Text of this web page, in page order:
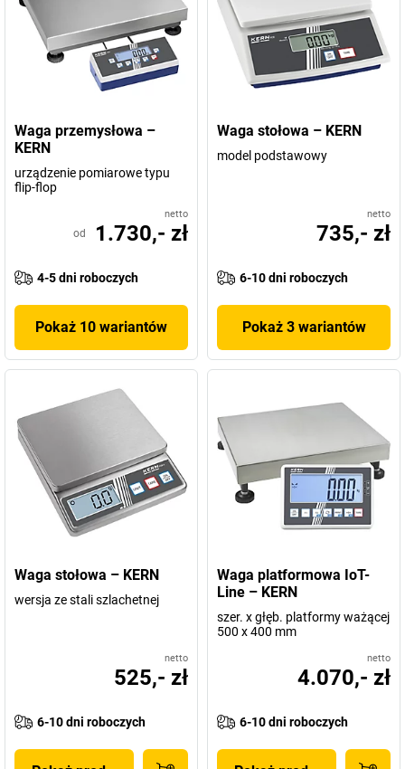
Waga przemysłowa –
KERN
urządzenie pomiarowe typu
flip-flop
netto
od 1.730,- zł
4-5 dni roboczych
Pokaż 10 wariantów
Waga stołowa – KERN
model podstawowy
netto
735,- zł
6-10 dni roboczych
Pokaż 3 wariantów
Waga stołowa – KERN
wersja ze stali szlachetnej
netto
525,- zł
6-10 dni roboczych
Waga platformowa IoT-
Line – KERN
szer. x głęb. platformy ważącej
500 x 400 mm
netto
4.070,- zł
6-10 dni roboczych